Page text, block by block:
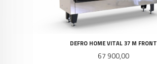
DEFRO HOME VITAL 37 M FRONT
Pris
67 900,00